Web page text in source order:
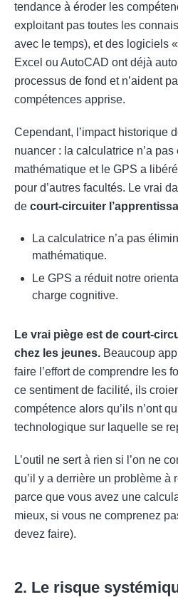
tendance à éroder les
exploitant pas toutes les
avec le temps), et des logiciels
Excel ou AutoCAD ont déjà
processus de fond et n’aident
compétences apprise.
Cependant, l’impact historique
nuancer : la calculatrice n’a
mathématique et le GPS a
pour d’autres facultés. Le vrai
de court-circuiter
La calculatrice n’a pas
mathématique.
Le GPS a réduit notre
charge cognitive.
Le vrai piège est de court-
chez les jeunes. Beaucoup
faire l’effort de comprendre les
ce sentiment de facilité, ils
compétence alors qu’ils n’ont
technologique sur laquelle se
L’outil ne sert à rien si l’on ne
qu’il y a derrière un problème à
parce que vous avez une
mieux, si vous ne comprenez
devez faire).
2. Le risque